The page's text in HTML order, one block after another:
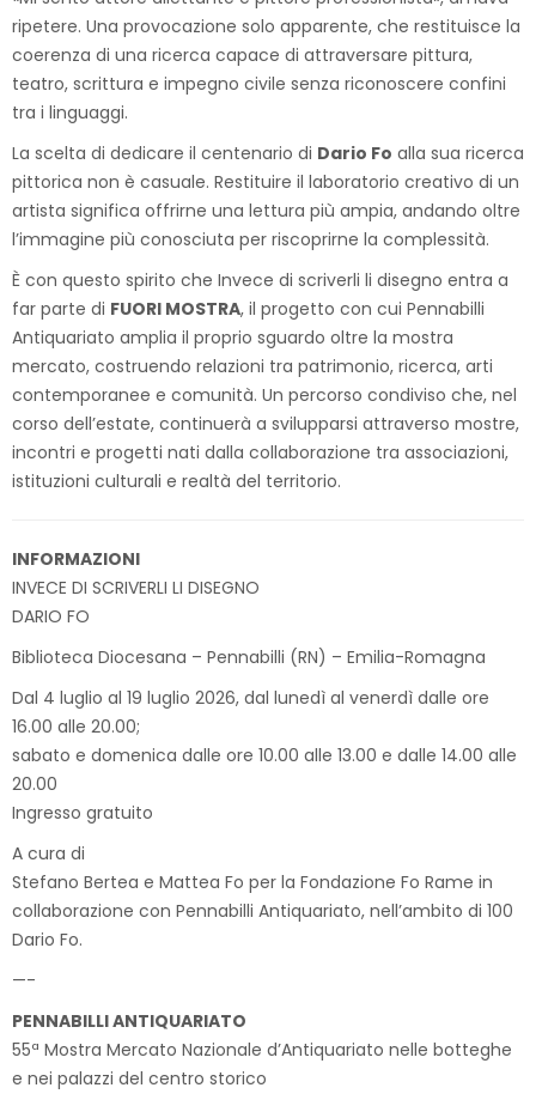
ripetere. Una provocazione solo apparente, che restituisce la
coerenza di una ricerca capace di attraversare pittura,
teatro, scrittura e impegno civile senza riconoscere confini
tra i linguaggi.
La scelta di dedicare il centenario di Dario Fo alla sua ricerca
pittorica non è casuale. Restituire il laboratorio creativo di un
artista significa offrirne una lettura più ampia, andando oltre
l’immagine più conosciuta per riscoprirne la complessità.
È con questo spirito che Invece di scriverli li disegno entra a
far parte di FUORI MOSTRA, il progetto con cui Pennabilli
Antiquariato amplia il proprio sguardo oltre la mostra
mercato, costruendo relazioni tra patrimonio, ricerca, arti
contemporanee e comunità. Un percorso condiviso che, nel
corso dell’estate, continuerà a svilupparsi attraverso mostre,
incontri e progetti nati dalla collaborazione tra associazioni,
istituzioni culturali e realtà del territorio.
INFORMAZIONI
INVECE DI SCRIVERLI LI DISEGNO
DARIO FO
Biblioteca Diocesana – Pennabilli (RN) – Emilia-Romagna
Dal 4 luglio al 19 luglio 2026, dal lunedì al venerdì dalle ore
16.00 alle 20.00;
sabato e domenica dalle ore 10.00 alle 13.00 e dalle 14.00 alle
20.00
Ingresso gratuito
A cura di
Stefano Bertea e Mattea Fo per la Fondazione Fo Rame in
collaborazione con Pennabilli Antiquariato, nell’ambito di 100
Dario Fo.
—-
PENNABILLI ANTIQUARIATO
55ª Mostra Mercato Nazionale d’Antiquariato nelle botteghe
e nei palazzi del centro storico